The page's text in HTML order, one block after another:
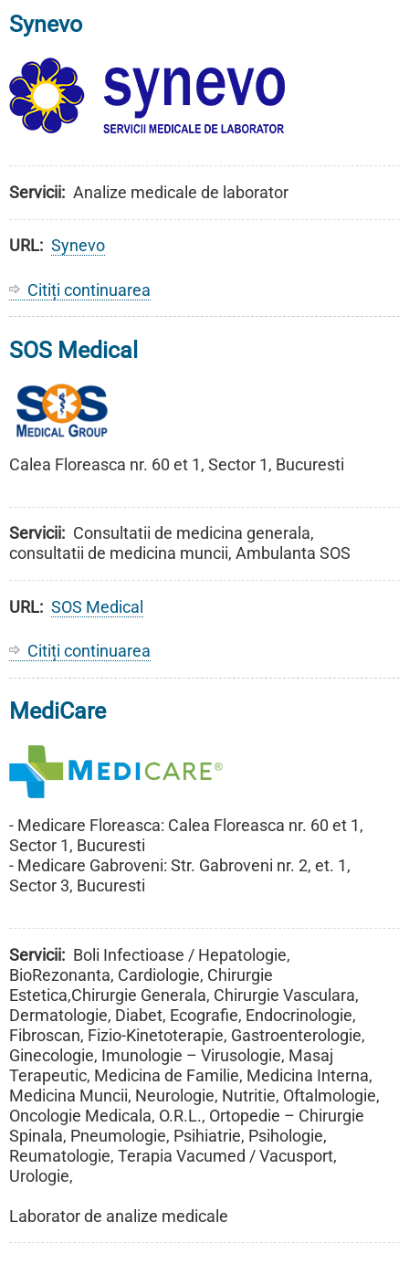
si
Tratament
Victor
Babes
Synevo
Servicii Analize medicale de laborator
URL Synevo
Citiți continuarea
SOS Medical
Calea Floreasca nr. 60 et 1, Sector 1, Bucuresti
Servicii
Consultatii de medicina generala,
consultatii de medicina muncii, Ambulanta SOS
URL SOS Medical
Citiți continuarea
MediCare
- Medicare Floreasca: Calea Floreasca nr. 60 et 1,
Sector 1, Bucuresti
- Medicare Gabroveni: Str. Gabroveni nr. 2, et. 1,
Sector 3, Bucuresti
Servicii
Boli Infectioase / Hepatologie,
BioRezonanta, Cardiologie, Chirurgie
Estetica,Chirurgie Generala, Chirurgie Vasculara,
Dermatologie, Diabet, Ecografie, Endocrinologie,
Fibroscan, Fizio-Kinetoterapie, Gastroenterologie,
Ginecologie, Imunologie – Virusologie, Masaj
Terapeutic, Medicina de Familie, Medicina Interna,
Medicina Muncii, Neurologie, Nutritie, Oftalmologie,
Oncologie Medicala, O.R.L., Ortopedie – Chirurgie
Spinala, Pneumologie, Psihiatrie, Psihologie,
Reumatologie, Terapia Vacumed / Vacusport,
Urologie,
Laborator de analize medicale